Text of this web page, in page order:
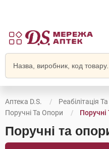
Аптека D.S.
Реабілітація
Поручні Та Опори
Поручні та